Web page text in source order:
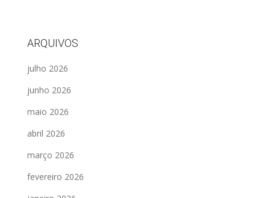
ARQUIVOS
julho 2026
junho 2026
maio 2026
abril 2026
março 2026
fevereiro 2026